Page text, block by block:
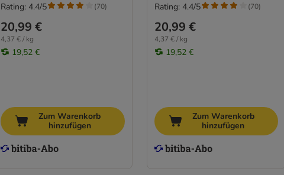
20,99 €
4,37 € / kg
19,52 €
Rating: 4.4/5 (70)
Zum Warenkorb
hinzufügen
20,99 €
4,37 € / kg
19,52 €
Rating: 4.4/5 (70)
Zum Warenkorb
hinzufügen